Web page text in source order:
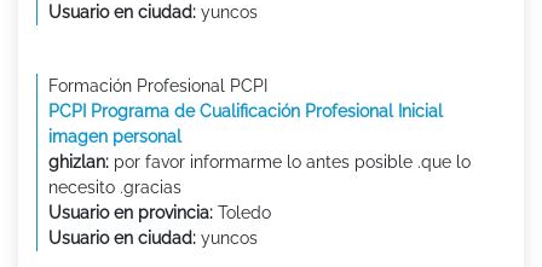
Usuario en ciudad: yuncos
Formación Profesional PCPI
PCPI Programa de Cualificación Profesional Inicial
imagen personal
ghizlan: por favor informarme lo antes posible .que lo
necesito .gracias
Usuario en provincia: Toledo
Usuario en ciudad: yuncos